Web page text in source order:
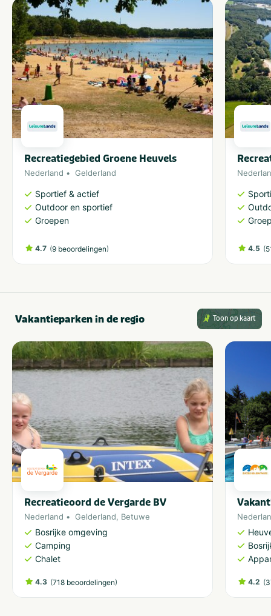
Recreatiegebied Groene Heuvels
Nederland Gelderland
Sportief & actief
Outdoor en sportief
Groepen
4.7 (9 beoordelingen) 4.5 (
Vakantieparken in de regio Toon op kaart
Recreatieoord de Vergarde BV
Nederland Gelderland, Betuwe
Bosrijke omgeving
Camping
Chalet
4.3 (718 beoordelingen) 4.2 (